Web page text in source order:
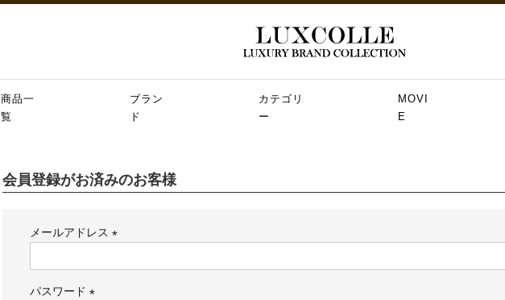
商品一
覧
ブラン
ド
カテゴリ
ー
MOVI
E
会員登録がお済みのお客様
メールアドレス
パスワード